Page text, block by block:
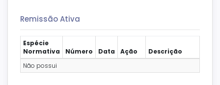
Remissão Ativa
Espécie
Normativa
Número Data Ação
Descrição
Não possui